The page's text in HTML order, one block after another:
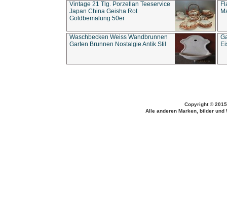
Vintage 21 Tlg. Porzellan Teeservice
Japan China Geisha Rot
Goldbemalung 50er
Waschbecken Weiss Wandbrunnen
Garten Brunnen Nostalgie Antik Stil
Copyright ©
Alle anderen Marken, bilder und